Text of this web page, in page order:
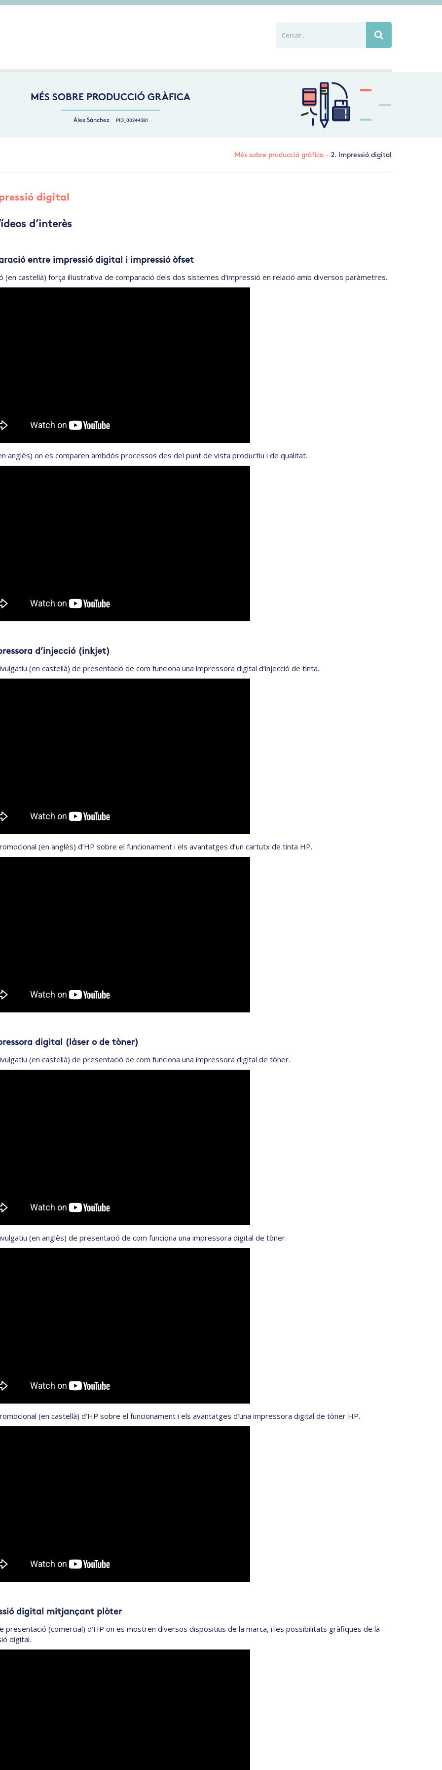
MÉS SOBRE PRODUCCIÓ GRÀFICA
Àlex Sánchez PID_00244381
Més sobre producció gràfica · 2. Impressió digital
digital
d’interès
entre impressió digital i impressió òfset
(en castellà) força il·lustrativa de comparació dels dos sistemes d’impressió en relació amb diversos paràmetres.
anglès) on es comparen ambdós processos des del punt de vista productiu i de qualitat.
d’injecció (inkjet)
(en castellà) de presentació de com funciona una impressora digital d’injecció de tinta.
(en anglès) d’HP sobre el funcionament i els avantatges d’un cartutx de tinta HP.
digital (làser o de tòner)
(en castellà) de presentació de com funciona una impressora digital de tòner.
(en anglès) de presentació de com funciona una impressora digital de tòner.
(en castellà) d’HP sobre el funcionament i els avantatges d’una impressora digital de tòner HP.
digital mitjançant plòter
presentació (comercial) d’HP on es mostren diversos dispositius de la marca, i les possibilitats gràfiques de la
digital.